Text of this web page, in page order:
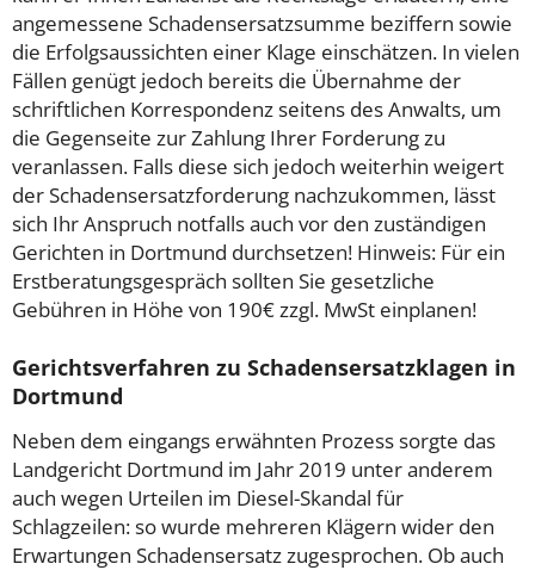
angemessene Schadensersatzsumme beziffern sowie
die Erfolgsaussichten einer Klage einschätzen. In vielen
Fällen genügt jedoch bereits die Übernahme der
schriftlichen Korrespondenz seitens des Anwalts, um
die Gegenseite zur Zahlung Ihrer Forderung zu
veranlassen. Falls diese sich jedoch weiterhin weigert
der Schadensersatzforderung nachzukommen, lässt
sich Ihr Anspruch notfalls auch vor den zuständigen
Gerichten in Dortmund durchsetzen! Hinweis: Für ein
Erstberatungsgespräch sollten Sie gesetzliche
Gebühren in Höhe von 190€ zzgl. MwSt einplanen!
Gerichtsverfahren zu Schadensersatzklagen in
Dortmund
Neben dem eingangs erwähnten Prozess sorgte das
Landgericht Dortmund im Jahr 2019 unter anderem
auch wegen Urteilen im Diesel-Skandal für
Schlagzeilen: so wurde mehreren Klägern wider den
Erwartungen Schadensersatz zugesprochen. Ob auch